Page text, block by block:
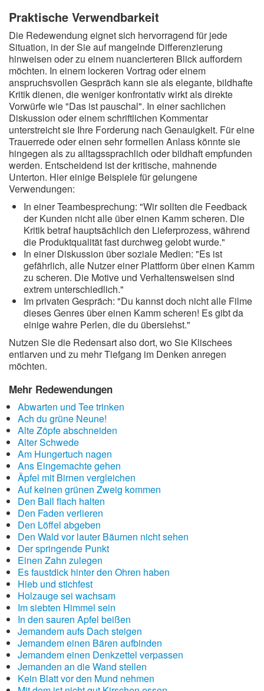
Praktische Verwendbarkeit
Die Redewendung eignet sich hervorragend für jede
Situation, in der Sie auf mangelnde Differenzierung
hinweisen oder zu einem nuancierteren Blick auffordern
möchten. In einem lockeren Vortrag oder einem
anspruchsvollen Gespräch kann sie als elegante, bildhafte
Kritik dienen, die weniger konfrontativ wirkt als direkte
Vorwürfe wie "Das ist pauschal". In einer sachlichen
Diskussion oder einem schriftlichen Kommentar
unterstreicht sie Ihre Forderung nach Genauigkeit. Für eine
Trauerrede oder einen sehr formellen Anlass könnte sie
hingegen als zu alltagssprachlich oder bildhaft empfunden
werden. Entscheidend ist der kritische, mahnende
Unterton. Hier einige Beispiele für gelungene
Verwendungen:
In einer Teambesprechung: "Wir sollten die Feedback
der Kunden nicht alle über einen Kamm scheren. Die
Kritik betraf hauptsächlich den Lieferprozess, während
die Produktqualität fast durchweg gelobt wurde."
In einer Diskussion über soziale Medien: "Es ist
gefährlich, alle Nutzer einer Plattform über einen Kamm
zu scheren. Die Motive und Verhaltensweisen sind
extrem unterschiedlich."
Im privaten Gespräch: "Du kannst doch nicht alle Filme
dieses Genres über einen Kamm scheren! Es gibt da
einige wahre Perlen, die du übersiehst."
Nutzen Sie die Redensart also dort, wo Sie Klischees
entlarven und zu mehr Tiefgang im Denken anregen
möchten.
Mehr Redewendungen
Abwarten und Tee trinken
Ach du grüne Neune!
Alte Zöpfe abschneiden
Alter Schwede
Am Hungertuch nagen
Ans Eingemachte gehen
Äpfel mit Birnen vergleichen
Auf keinen grünen Zweig kommen
Den Ball flach halten
Den Faden verlieren
Den Löffel abgeben
Den Wald vor lauter Bäumen nicht sehen
Der springende Punkt
Einen Zahn zulegen
Es faustdick hinter den Ohren haben
Hieb und stichfest
Holzauge sei wachsam
Im siebten Himmel sein
In den sauren Apfel beißen
Jemandem aufs Dach steigen
Jemandem einen Bären aufbinden
Jemandem einen Denkzettel verpassen
Jemanden an die Wand stellen
Kein Blatt vor den Mund nehmen